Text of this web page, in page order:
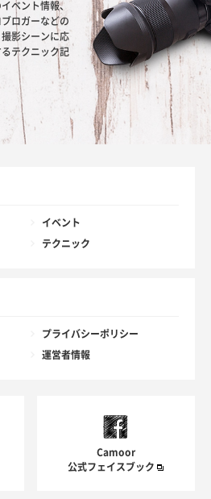
ベント情報、
ロガーなどの
影シーンに応
テクニック記
イベント
テクニック
プライバシーポリシー
運営者情報
Camoor
公式フェイスブック